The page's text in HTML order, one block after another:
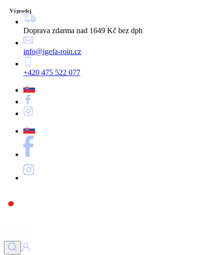
Doprava zdarma nad 1649 Kč bez dph
info@igefa-roin.cz
+420 475 522 077
Výprodej